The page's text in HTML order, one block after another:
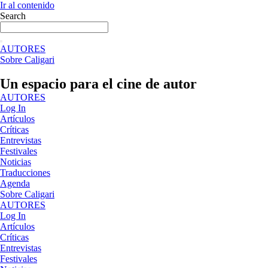
Ir al contenido
Search
AUTORES
Sobre Caligari
Un espacio para el cine de autor
AUTORES
Log In
Artículos
Críticas
Entrevistas
Festivales
Noticias
Traducciones
Agenda
Sobre Caligari
AUTORES
Log In
Artículos
Críticas
Entrevistas
Festivales